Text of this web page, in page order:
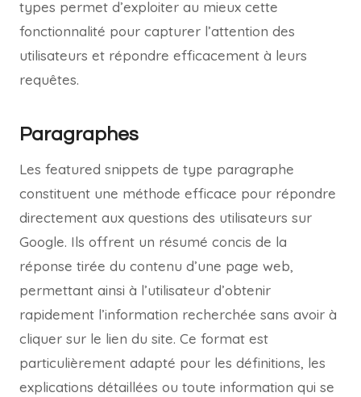
types permet d’exploiter au mieux cette
fonctionnalité pour capturer l’attention des
utilisateurs et répondre efficacement à leurs
requêtes.
Paragraphes
Les featured snippets de type paragraphe
constituent une méthode efficace pour répondre
directement aux questions des utilisateurs sur
Google. Ils offrent un résumé concis de la
réponse tirée du contenu d’une page web,
permettant ainsi à l’utilisateur d’obtenir
rapidement l’information recherchée sans avoir à
cliquer sur le lien du site. Ce format est
particulièrement adapté pour les définitions, les
explications détaillées ou toute information qui se